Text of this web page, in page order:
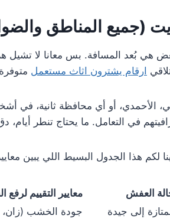
(جميع المناطق
هي بُعد المسافة. بس معانا لا تشيل
ارقام يشترون اثاث مستعمل
الأحمدي، أو أي محافظة ثانية، في
في التعامل. ما يحتاج تنطر
هذا الجدول البسيط اللي يبين
العفش
معايير التقييم لرفع
إلى جيدة
جودة الخشب (زان،